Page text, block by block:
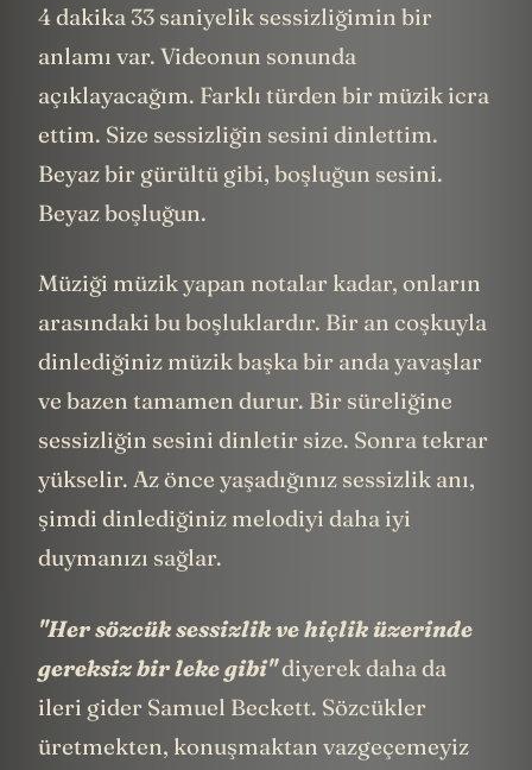
4 dakika 33 saniyelik sessizliğimin bir
anlamı var. Videonun sonunda
açıklayacağım. Farklı türden bir müzik icra
ettim. Size sessizliğin sesini dinlettim.
Beyaz bir gürültü gibi, boşluğun sesini.
Beyaz boşluğun.
Müziği müzik yapan notalar kadar, onların
arasındaki bu boşluklardır. Bir an coşkuyla
dinlediğiniz müzik başka bir anda yavaşlar
ve bazen tamamen durur. Bir süreliğine
sessizliğin sesini dinletir size. Sonra tekrar
yükselir. Az önce yaşadığınız sessizlik anı,
şimdi dinlediğiniz melodiyi daha iyi
duymanızı sağlar.
"Her sözcük sessizlik ve hiçlik üzerinde
gereksiz bir leke gibi"diyerek daha da
ileri gider Samuel Beckett. Sözcükler
üretmekten, konuşmaktan vazgeçemeyiz